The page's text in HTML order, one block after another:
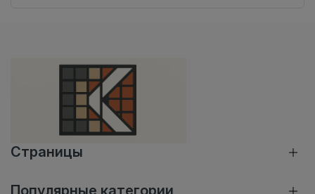
Страницы
Популярные категории